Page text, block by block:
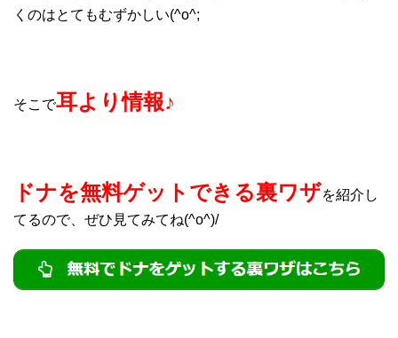
くのはとてもむずかしい(^o^;
そこで耳より情報♪
ドナを無料ゲットできる裏ワザを紹介し
てるので、ぜひ見てみてね(^o^)/